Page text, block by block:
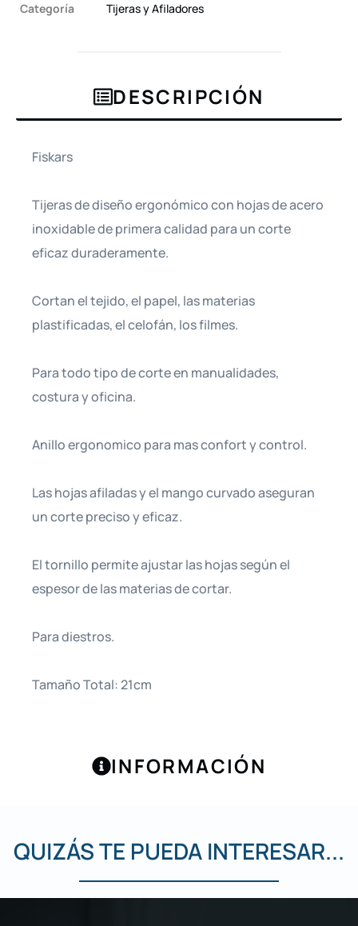
Categoría
Tijeras y Afiladores
DESCRIPCIÓN
INFORMACIÓN
Fiskars
Tijeras de diseño ergonómico con hojas de acero
inoxidable de primera calidad para un corte
eficaz duraderamente.
Cortan el tejido, el papel, las materias
plastificadas, el celofán, los filmes.
Para todo tipo de corte en manualidades,
costura y oficina.
Anillo ergonomico para mas confort y control.
Las hojas afiladas y el mango curvado aseguran
un corte preciso y eficaz.
El tornillo permite ajustar las hojas según el
espesor de las materias de cortar.
Para diestros.
Tamaño Total: 21cm
QUIZÁS TE PUEDA INTERESAR...